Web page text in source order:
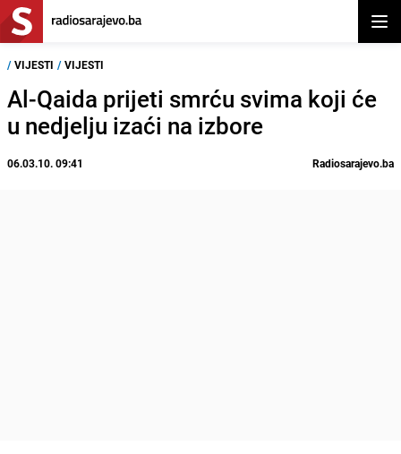
/ VIJESTI / VIJESTI
Al-Qaida prijeti smrću svima koji će
u nedjelju izaći na izbore
06.03.10. 09:41 Radiosarajevo.ba